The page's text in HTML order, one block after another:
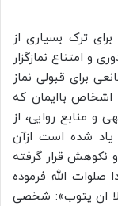
ترک بسیاری از
و امتناع نمازگزار
برای قبولی نماز
اشخاص باایمان که
و منابع روایی، از
یاد شده است ازآن
نکوهش قرار گرفته
الله فرموده
الا ان یتوب»: شخصى